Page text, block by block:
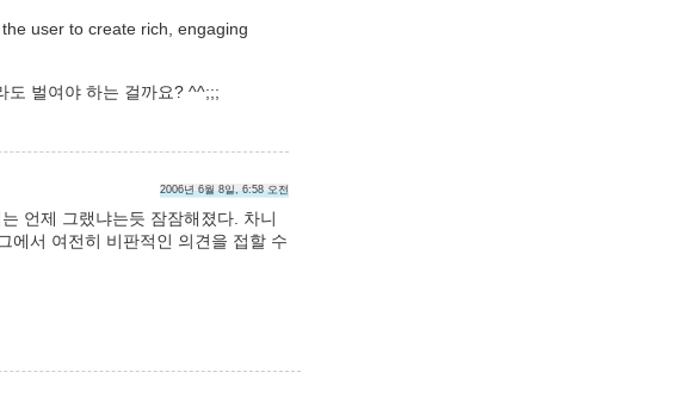
user to create rich, engaging
도 벌여야 하는 걸까요? ^^;;;
2006년 6월 8일, 6:58 오전
언제 그랬냐는듯 잠잠해졌다. 차니
에서 여전히 비판적인 의견을 접할 수